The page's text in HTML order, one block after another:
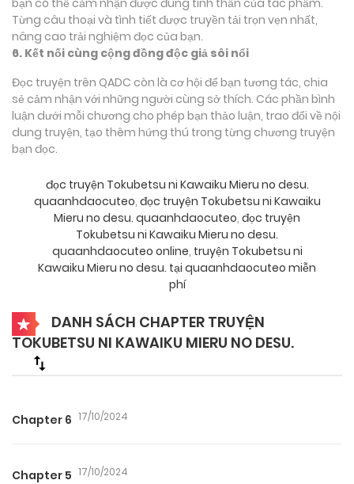
Từng câu thoại và tình tiết được truyền tải trọn vẹn nhất,
nâng cao trải nghiệm đọc của bạn.
6. Kết nối cùng cộng đồng độc giả sôi nổi
Đọc truyện trên QADC còn là cơ hội để bạn tương tác, chia
sẻ cảm nhận với những người cùng sở thích. Các phần bình
luận dưới mỗi chương cho phép bạn thảo luận, trao đổi về nội
dung truyện, tạo thêm hứng thú trong từng chương truyện
bạn đọc.
đọc truyện Tokubetsu ni Kawaiku Mieru no desu.
quaanhdaocuteo, đọc truyện Tokubetsu ni Kawaiku
Mieru no desu. quaanhdaocuteo, đọc truyện
Tokubetsu ni Kawaiku Mieru no desu.
quaanhdaocuteo online, truyện Tokubetsu ni
Kawaiku Mieru no desu. tại quaanhdaocuteo miễn
phí
DANH SÁCH CHAPTER TRUYỆN
TOKUBETSU NI KAWAIKU MIERU NO DESU.
Chapter 6 17/10/2024
Chapter 5 17/10/2024